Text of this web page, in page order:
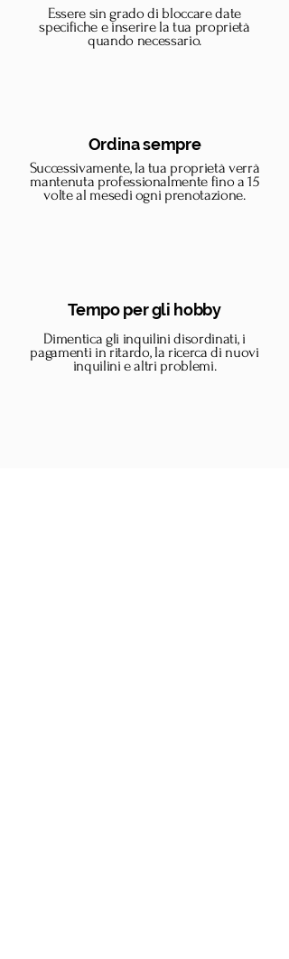
Essere sin grado di bloccare date
specifiche e inserire la tua proprietà
quando necessario.
Ordina sempre
Successivamente, la tua proprietà verrà
mantenuta professionalmente fino a 15
volte al mesedi ogni prenotazione.
Tempo per gli hobby
Dimentica gli inquilini disordinati, i
pagamenti in ritardo, la ricerca di nuovi
inquilini e altri problemi.